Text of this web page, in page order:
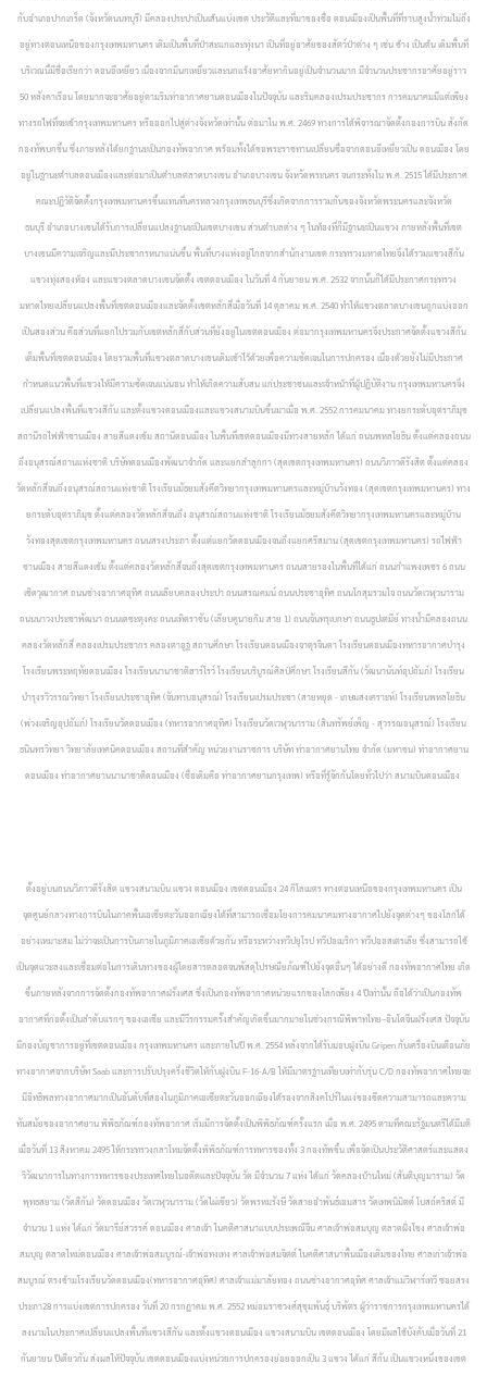
กับอำเภอปากเกร็ด (จังหวัดนนทบุรี) มีคลองประปาเป็นเส้นแบ่งเขต ประวัติและที่มาของชื่อ ดอนเมืองเป็นพื้นที่ที่ราบสูงน้ำท่วมไม่ถึง
อยู่ทางตอนเหนือของกรุงเทพมหานคร เดิมเป็นพื้นที่ป่าสะแกและทุ่งนา เป็นที่อยู่อาศัยของสัตว์ป่าต่าง ๆ เช่น ช้าง เป็นต้น เดิมพื้นที่
บริเวณนี้มีชื่อเรียกว่า ดอนอีเหยี่ยว เนื่องจากมีนกเหยี่ยวและนกแร้งอาศัยหากินอยู่เป็นจำนวนมาก มีจำนวนประชากรอาศัยอยู่ราว
50 หลังคาเรือน โดยมากจะอาศัยอยู่ตามริมท่าอากาศยานดอนเมืองในปัจจุบัน และริมคลองเปรมประชากร การคมนาคมมีแต่เพียง
ทางรถไฟที่จะเข้ากรุงเทพมหานคร หรือออกไปสู่ต่างจังหวัดเท่านั้น ต่อมาใน พ.ศ. 2469 ทางการได้พิจารณาจัดตั้งกองการบิน สังกัด
กองทัพบกขึ้น ซึ่งภายหลังได้ยกฐานะเป็นกองทัพอากาศ พร้อมทั้งได้ขอพระราชทานเปลี่ยนชื่อจากดอนอีเหยี่ยวเป็น ดอนเมือง โดย
อยู่ในฐานะตำบลดอนเมืองและต่อมาเป็นตำบลตลาดบางเขน อำเภอบางเขน จังหวัดพระนคร จนกระทั่งใน พ.ศ. 2515 ได้มีประกาศ
คณะปฏิวัติจัดตั้งกรุงเทพมหานครขึ้นแทนที่นครหลวงกรุงเทพธนบุรีซึ่งเกิดจากการรวมกันของจังหวัดพระนครและจังหวัด
ธนบุรี อำเภอบางเขนได้รับการเปลี่ยนแปลงฐานะเป็นเขตบางเขน ส่วนตำบลต่าง ๆ ในท้องที่ก็มีฐานะเป็นแขวง ภายหลังพื้นที่เขต
บางเขนมีความเจริญและมีประชากรหนาแน่นขึ้น พื้นที่บางแห่งอยู่ไกลจากสำนักงานเขต กระทรวงมหาดไทยจึงได้รวมแขวงสีกัน
แขวงทุ่งสองห้อง และแขวงตลาดบางเขนจัดตั้ง เขตดอนเมือง ในวันที่ 4 กันยายน พ.ศ. 2532 จากนั้นก็ได้มีประกาศกระทรวง
มหาดไทยเปลี่ยนแปลงพื้นที่เขตดอนเมืองและจัดตั้งเขตหลักสี่เมื่อวันที่ 14 ตุลาคม พ.ศ. 2540 ทำให้แขวงตลาดบางเขนถูกแบ่งออก
เป็นสองส่วน คือส่วนที่แยกไปรวมกับเขตหลักสี่กับส่วนที่ยังอยู่ในเขตดอนเมือง ต่อมากรุงเทพมหานครจึงประกาศจัดตั้งแขวงสีกัน
เต็มพื้นที่เขตดอนเมือง โดยรวมพื้นที่แขวงตลาดบางเขนเดิมเข้าไว้ด้วยเพื่อความชัดเจนในการปกครอง เนื่องด้วยยังไม่มีประกาศ
กำหนดแนวพื้นที่แขวงให้มีความชัดเจนแน่นอน ทำให้เกิดความสับสน แก่ประชาชนและเจ้าหน้าที่ผู้ปฏิบัติงาน กรุงเทพมหานครจึง
เปลี่ยนแปลงพื้นที่แขวงสีกัน และตั้งแขวงดอนเมืองและแขวงสนามบินขึ้นมาเมื่อ พ.ศ. 2552การคมนาคม ทางยกระดับอุตราภิมุข
สถานีรถไฟฟ้าชานเมือง สายสีแดงเข้ม สถานีดอนเมือง ในพื้นที่เขตดอนเมืองมีทางสายหลัก ได้แก่ ถนนพหลโยธิน ตั้งแต่คลองถนน
ถึงอนุสรณ์สถานแห่งชาติ บริษัทดอนเมืองพัฒนาจำกัด และแยกลำลูกกา (สุดเขตกรุงเทพมหานคร) ถนนวิภาวดีรังสิต ตั้งแต่คลอง
วัดหลักสี่จนถึงอนุสรณ์สถานแห่งชาติ โรงเรียนมัธยมสังคีตวิทยากรุงเทพมหานครและหมู่บ้านวังทอง (สุดเขตกรุงเทพมหานคร) ทาง
ยกระดับอุตราภิมุข ตั้งแต่คลองวัดหลักสี่จนถึง อนุสรณ์สถานแห่งชาติ โรงเรียนมัธยมสังคีตวิทยากรุงเทพมหานครและหมู่บ้าน
วังทองสุดเขตกรุงเทพมหานคร ถนนสรงประภา ตั้งแต่แยกวัดดอนเมืองจนถึงแยกศรีสมาน (สุดเขตกรุงเทพมหานคร) รถไฟฟ้า
ชานเมือง สายสีแดงเข้ม ตั้งแต่คลองวัดหลักสี่จนถึงสุดเขตกรุงเทพมหานคร ถนนสายรองในพื้นที่ได้แก่ ถนนกำแพงเพชร 6 ถนน
เชิดวุฒากาศ ถนนช่างอากาศอุทิศ ถนนเลียบคลองประปา ถนนสรณคมน์ ถนนประชาอุทิศ ถนนโกสุมรวมใจ ถนนวัดเวฬุวนาราม
ถนนนาวงประชาพัฒนา ถนนเดชะตุงคะ ถนนเทิดราชัน (เลียบคูนายกิม สาย 1) ถนนจันทรุเบกษา ถนนธูปเตมีย์ ทางน้ำมีคลองถนน
คลองวัดหลักสี่ คลองเปรมประชากร คลองตาอูฐสถานศึกษา โรงเรียนดอนเมืองจาตุรจินดา โรงเรียนดอนเมืองทหารอากาศบำรุง
โรงเรียนพระหฤทัยดอนเมือง โรงเรียนนานาชาติฮาร์โรว์ โรงเรียนบริบูรณ์ศิลป์ศึกษา โรงเรียนสีกัน (วัฒนานันท์อุปถัมภ์) โรงเรียน
บำรุงรวิวรรณวิทยา โรงเรียนประชาอุทิศ (จันทาบอนุสรณ์) โรงเรียนเปรมประชา (สายหยุด - เกษมสงเคราะห์) โรงเรียนพหลโยธิน
(พ่วงเจริญอุปถัมภ์) โรงเรียนวัดดอนเมือง (ทหารอากาศอุทิศ) โรงเรียนวัดเวฬุวนาราม (สินทรัพย์เพ็ญ - สุวรรณอนุสรณ์) โรงเรียน
ธนินทรวิทยา วิทยาลัยเทคนิคดอนเมือง สถานที่สำคัญ หน่วยงานราชการ บริษัท ท่าอากาศยานไทย จำกัด (มหาชน) ท่าอากาศยาน
ดอนเมือง ท่าอากาศยานนานาชาติดอนเมือง (ชื่อเดิมคือ ท่าอากาศยานกรุงเทพ) หรือที่รู้จักกันโดยทั่วไปว่า สนามบินดอนเมือง
ตั้งอยู่บนถนนวิภาวดีรังสิต แขวงสนามบิน แขวง ดอนเมือง เขตดอนเมือง 24 กิโลเมตร ทางตอนเหนือของกรุงเทพมหานคร เป็น
จุดศูนย์กลางทางการบินในภาคพื้นเอเชียตะวันออกเฉียงใต้ที่สามารถเชื่อมโยงการคมนาคมทางอากาศไปยังจุดต่างๆ ของโลกได้
อย่างเหมาะสม ไม่ว่าจะเป็นการบินภายในภูมิภาคเอเชียด้วยกัน หรือระหว่างทวีปยุโรป ทวีปอเมริกา ทวีปออสเตรเลีย ซึ่งสามารถใช้
เป็นจุดแวะลงและเชื่อมต่อในการเดินทางของผู้โดยสารตลอดจนพัสดุไปรษณียภัณฑ์ไปยังจุดอื่นๆ ได้อย่างดี กองทัพอากาศไทย เกิด
ขึ้นภายหลังจากการจัดตั้งกองทัพอากาศฝรั่งเศส ซึ่งเป็นกองทัพอากาศหน่วยแรกของโลกเพียง 4 ปีเท่านั้น ถือได้ว่าเป็นกองทัพ
อากาศที่ก่อตั้งเป็นลำดับแรกๆ ของเอเชีย และมีวีรกรรมครั้งสำคัญเกิดขึ้นมากมายในช่วงกรณีพิพาทไทย–อินโดจีนฝรั่งเศส ปัจจุบัน
มีกองบัญชาการอยู่ที่เขตดอนเมือง กรุงเทพมหานคร และภายในปี พ.ศ. 2554 หลังจากได้รับมอบฝูงบิน Gripen กับเครื่องบินเตือนภัย
ทางอากาศจากบริษัท Saab และการปรับปรุงครึ่งชีวิตให้กับฝูงบิน F-16-A/B ให้มีมาตรฐานเทียบเท่ากับรุ่น C/D กองทัพอากาศไทยจะ
มีอิทธิพลทางอากาศมากเป็นอันดับที่สองในภูมิภาคเอเชียตะวันออกเฉียงใต้รองจากสิงคโปร์ในแง่ของขีดความสามารถและความ
ทันสมัยของอากาศยาน พิพิธภัณฑ์กองทัพอากาศ เริ่มมีการจัดตั้งเป็นพิพิธภัณฑ์ครั้งแรก เมื่อ พ.ศ. 2495 ตามที่คณะรัฐมนตรีได้มีมติ
เมื่อวันที่ 13 สิงหาคม 2495 ให้กระทรวงกลาโหมจัดตั้งพิพิธภัณฑ์การทหารของทั้ง 3 กองทัพขึ้น เพื่อจัดเป็นประวัติศาสตร์และแสดง
วิวัฒนาการในทางการทหารของประเทศไทยในอดีตและปัจจุบัน วัด มีจำนวน 7 แห่ง ได้แก่ วัดคลองบ้านใหม่ (สันติบุญมาราม) วัด
พุทธสยาม (วัดสีกัน) วัดดอนเมือง วัดเวฬุวนาราม (วัดไผ่เขียว) วัดพรหมรังษี วัดสายอำพันธ์เอมสาร วัดเทพนิมิตต์ โบสถ์คริสต์ มี
จำนวน 1 แห่ง ได้แก่ วัดมารีย์สวรรค์ ดอนเมือง ศาลเจ้า ในคติศาสนาแบบประเพณีจีน ศาลเจ้าพ่อสมบุญ ตลาดฝั่งโขง ศาลเจ้าพ่อ
สมบุญ ตลาดใหม่ดอนเมือง ศาลเจ้าพ่อสมบูรณ์-เจ้าพ่อทงเทง ศาลเจ้าพ่อสมจิตต์ ในคติศาสนาพื้นเมืองเดิมของไทย ศาลเก่าเจ้าพ่อ
สมบูรณ์ ตรงข้ามโรงเรียนวัดดอนเมือง(ทหารอากาศอุทิศ) ศาลเจ้าแม่มาลัยทอง ถนนช่างอากาศอุทิศ ศาลเจ้าแม่วิฬาร์เทวี ซอยสรง
ประภา28การแบ่งเขตการปกครอง วันที่ 20 กรกฎาคม พ.ศ. 2552 หม่อมราชวงศ์สุขุมพันธุ์ บริพัตร ผู้ว่าราชการกรุงเทพมหานครได้
ลงนามในประกาศเปลี่ยนแปลงพื้นที่แขวงสีกัน และตั้งแขวงดอนเมือง แขวงสนามบิน เขตดอนเมือง โดยมีผลใช้บังคับเมื่อวันที่ 21
กันยายน ปีเดียวกัน ส่งผลให้ปัจจุบัน เขตดอนเมืองแบ่งหน่วยการปกครองย่อยออกเป็น 3 แขวง ได้แก่สีกัน เป็นแขวงหนึ่งของเขต